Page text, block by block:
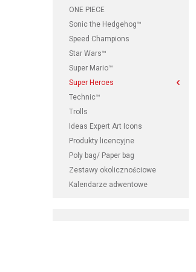
ONE PIECE
Sonic the Hedgehog™
Speed Champions
Star Wars™
Super Mario™
Super Heroes
Technic™
Trolls
Ideas Expert Art Icons
Produkty licencyjne
Poly bag/ Paper bag
Zestawy okolicznościowe
Kalendarze adwentowe